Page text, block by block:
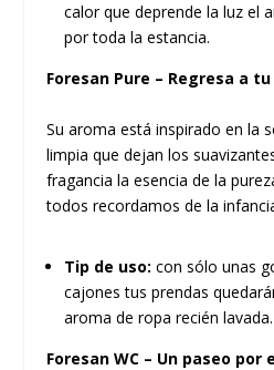
calor que deprende la luz el
por toda la estancia.
Foresan Pure – Regresa a
Su aroma está inspirado en la
limpia que dejan los
fragancia la esencia de la
todos recordamos de la
Tip de uso:con sólo unas
cajones tus prendas
aroma de ropa recién lavada.
Foresan WC – Un paseo por